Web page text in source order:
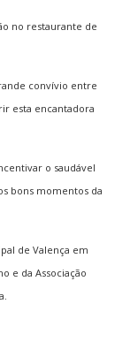
no restaurante de
convívio entre
esta encantadora
o saudável
bons momentos da
de Valença em
e da Associação